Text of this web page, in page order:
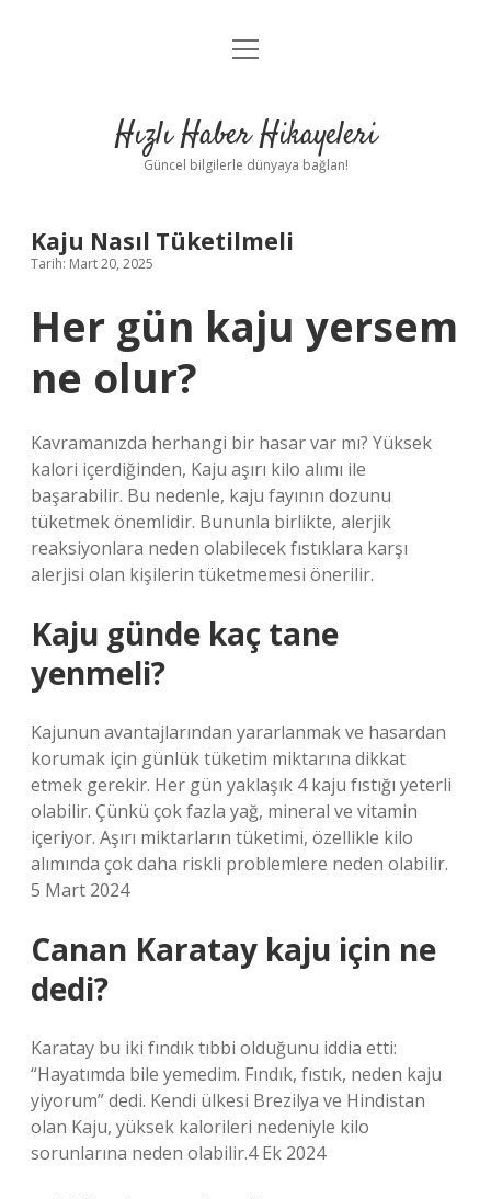
Anasayfa
Yasal Uyarı
menüyü
Hızlı Haber Hikayeleri
Güncel bilgilerle dünyaya bağlan!
Kaju Nasıl Tüketilmeli
Tarih: Mart 20, 2025
Her gün kaju yersem
ne olur?
Kavramanızda herhangi bir hasar var mı? Yüksek
kalori içerdiğinden, Kaju aşırı kilo alımı ile
başarabilir. Bu nedenle, kaju fayının dozunu
tüketmek önemlidir. Bununla birlikte, alerjik
reaksiyonlara neden olabilecek fıstıklara karşı
alerjisi olan kişilerin tüketmemesi önerilir.
Kaju günde kaç tane
yenmeli?
Kajunun avantajlarından yararlanmak ve hasardan
korumak için günlük tüketim miktarına dikkat
etmek gerekir. Her gün yaklaşık 4 kaju fıstığı yeterli
olabilir. Çünkü çok fazla yağ, mineral ve vitamin
içeriyor. Aşırı miktarların tüketimi, özellikle kilo
alımında çok daha riskli problemlere neden olabilir.
5 Mart 2024
Canan Karatay kaju için ne
dedi?
Karatay bu iki fındık tıbbi olduğunu iddia etti:
“Hayatımda bile yemedim. Fındık, fıstık, neden kaju
yiyorum” dedi. Kendi ülkesi Brezilya ve Hindistan
olan Kaju, yüksek kalorileri nedeniyle kilo
sorunlarına neden olabilir.4 Ek 2024